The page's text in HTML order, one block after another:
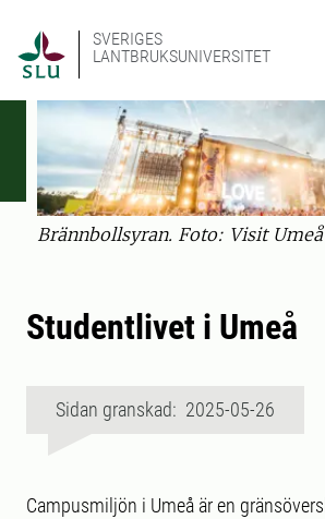
SVERIGES
LANTBRUKSUNIVERSITET
Brännbollsyran. Foto: Visit Umeå
Studentlivet i Umeå
Sidan granskad: 2025-05-26
Campusmiljön i Umeå är en